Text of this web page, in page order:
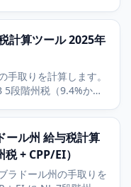
計算ツール 2025年
取りを計算します。
段階州税（9.4%から
ール州 給与税計算
+ CPP/EI）
ラドール州の手取りを